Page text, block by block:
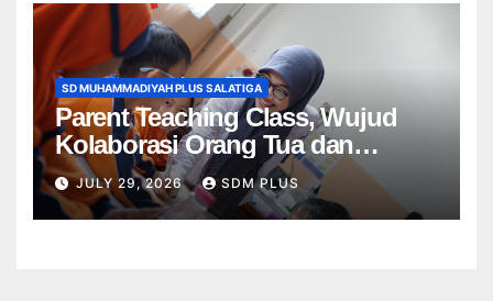
SD MUHAMMADIYAH PLUS SALATIGA
Parent Teaching Class, Wujud
Kolaborasi Orang Tua dan
Sekolah dalam Menghadirkan
Pembelajaran Bermakna
JULY 29, 2026 SDM PLUS